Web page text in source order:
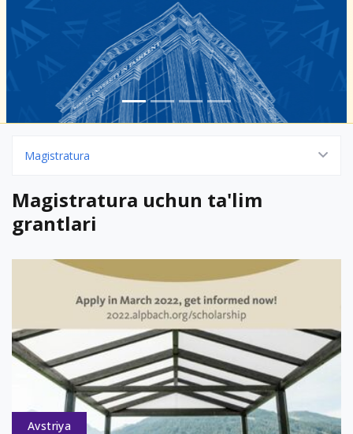
Magistratura
Magistratura uchun ta'lim
grantlari
Avstriya